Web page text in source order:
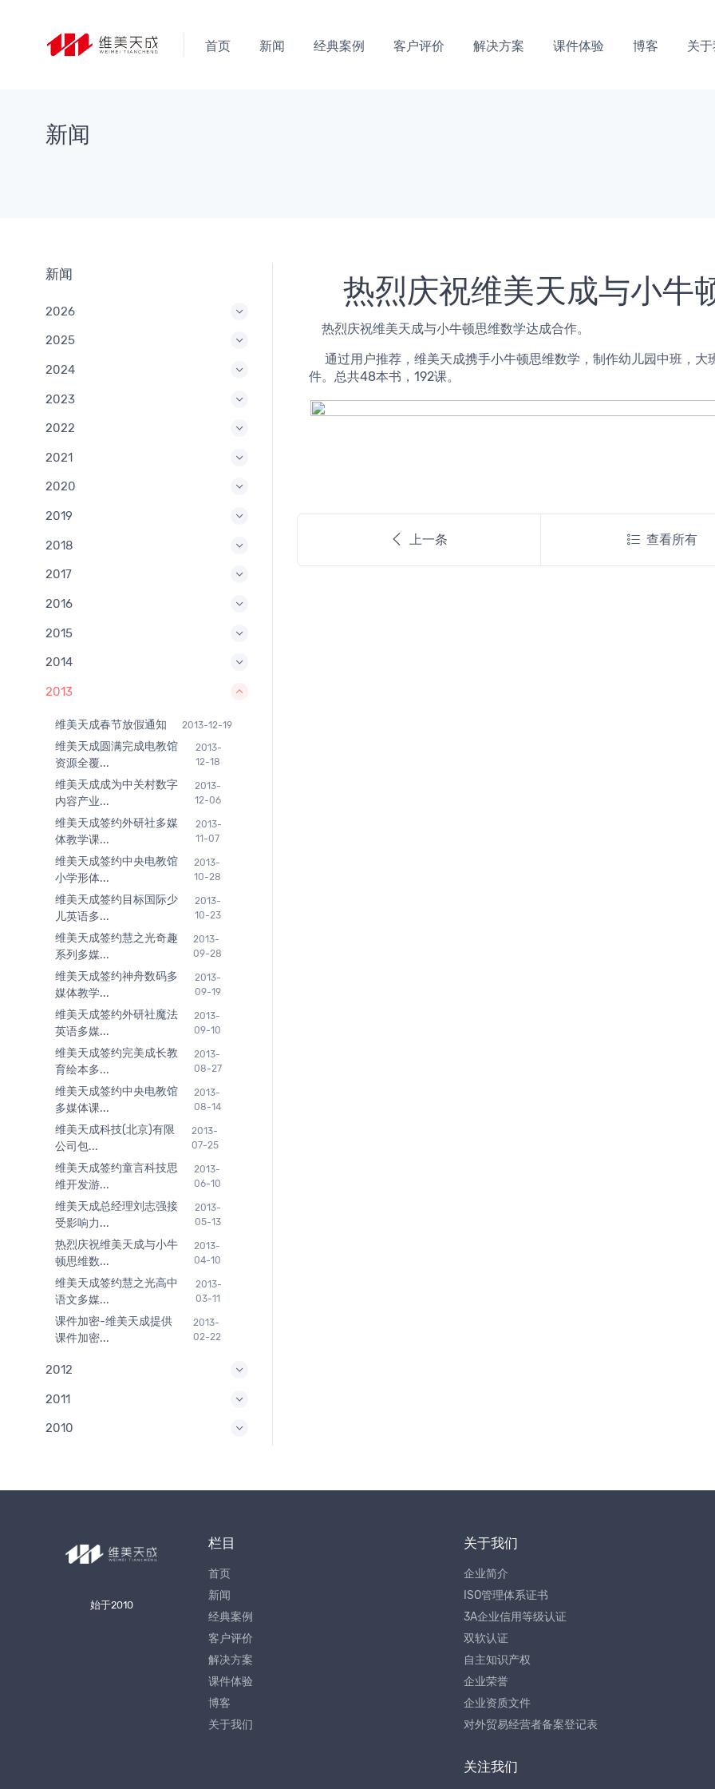
首页 新闻 经典案例 客户评价 解决方案 课件体验 博客 关
新闻
新闻
2026
2025
2024
2023
2022
2021
2020
2019
2018
2017
2016
2015
2014
2013
维美天成春节放假通知 2013-12-19
维美天成圆满完成电教馆
资源全覆...
2013-
12-18
维美天成成为中关村数字
内容产业...
2013-
12-06
维美天成签约外研社多媒
体教学课...
2013-
11-07
维美天成签约中央电教馆
小学形体...
2013-
10-28
维美天成签约目标国际少
儿英语多...
2013-
10-23
维美天成签约慧之光奇趣
系列多媒...
2013-
09-28
维美天成签约神舟数码多
媒体教学...
2013-
09-19
维美天成签约外研社魔法
英语多媒...
2013-
09-10
维美天成签约完美成长教
育绘本多...
2013-
08-27
维美天成签约中央电教馆
多媒体课...
2013-
08-14
维美天成科技(北京)有限
公司包...
2013-
07-25
维美天成签约童言科技思
维开发游...
2013-
06-10
维美天成总经理刘志强接
受影响力...
2013-
05-13
热烈庆祝维美天成与小牛
顿思维数...
2013-
04-10
维美天成签约慧之光高中
语文多媒...
2013-
03-11
课件加密-维美天成提供
课件加密...
2013-
02-22
2012
2011
2010
热烈庆祝维美天成与小牛
    热烈庆祝维美天成与小牛顿思维数学达成合作。
件。总共48本书，192课。
上一条 查看所有
始于2010
栏目
首页
新闻
经典案例
客户评价
解决方案
课件体验
博客
关于我们
关于我们
企业简介
ISO管理体系证书
3A企业信用等级认证
双软认证
自主知识产权
企业荣誉
企业资质文件
对外贸易经营者备案登记表
关注我们